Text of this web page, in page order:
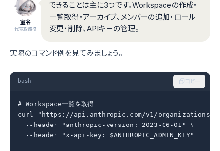
室谷
代表取締役
できることは主に3つです。Workspaceの作成・
一覧取得・アーカイブ、メンバーの追加・ロール
変更・削除、APIキーの管理。
実際のコマンド例を見てみましょう。
bash コピー
# Workspace一覧を取得
curl "https://api.anthropic.com/v1/organizations/
  --header "anthropic-version: 2023-06-01" \
  --header "x-api-key: $ANTHROPIC_ADMIN_KEY"